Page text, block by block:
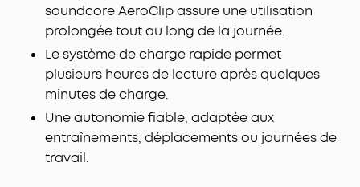
soundcore AeroClip assure une utilisation
prolongée tout au long de la journée.
Le système de charge rapide permet
plusieurs heures de lecture après quelques
minutes de charge.
Une autonomie fiable, adaptée aux
entraînements, déplacements ou journées de
travail.